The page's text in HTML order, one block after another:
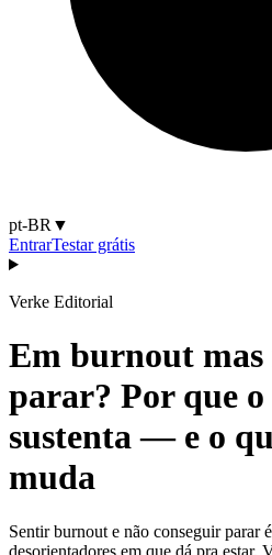
pt-BR ▼
EntrarTestar grátis
Verke Editorial
Em burnout mas
parar? Por que o
sustenta — e o
muda
Sentir burnout e não conseguir parar
desorientadores em que dá pra estar.